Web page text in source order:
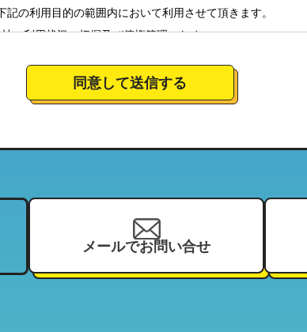
の利用目的の範囲内において利用させて頂きます。
の利用状況の把握及び債権管理のため
の商品情報、イベント情報、新店情報等の郵送、配送（
、それらを会社運営全体に反映させるため
いますので、ご了承下さい）
関連企業及びフランチャイジーとの間において、共同利用
話番号、来店履歴（購入履歴若しくはリース履歴）、支払
同意して送信する
メールでお問い合せ